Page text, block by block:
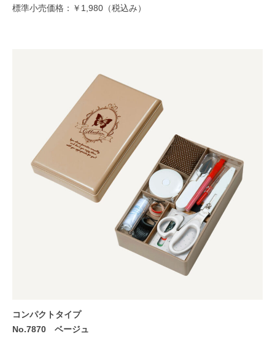
標準小売価格：￥1,980（税込み）
コンパクトタイプ
No.7870 ベージュ